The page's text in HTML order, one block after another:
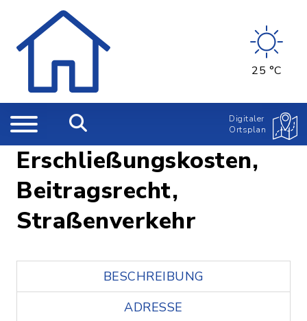
25 °C
Digitaler
Ortsplan
Erschließungskosten,
Beitragsrecht,
Straßenverkehr
BESCHREIBUNG
ADRESSE